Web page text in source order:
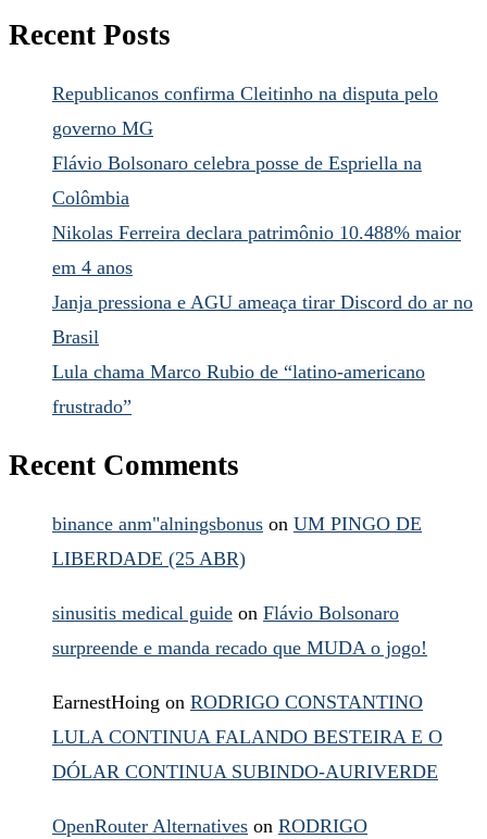
Recent Posts
Republicanos confirma Cleitinho na disputa pelo
governo MG
Flávio Bolsonaro celebra posse de Espriella na
Colômbia
Nikolas Ferreira declara patrimônio 10.488% maior
em 4 anos
Janja pressiona e AGU ameaça tirar Discord do ar no
Brasil
Lula chama Marco Rubio de “latino-americano
frustrado”
Recent Comments
binance anm"alningsbonus on UM PINGO DE
LIBERDADE (25 ABR)
sinusitis medical guide on Flávio Bolsonaro
surpreende e manda recado que MUDA o jogo!
EarnestHoing on RODRIGO CONSTANTINO
LULA CONTINUA FALANDO BESTEIRA E O
DÓLAR CONTINUA SUBINDO-AURIVERDE
OpenRouter Alternatives on RODRIGO